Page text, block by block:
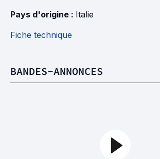
Pays d'origine : Italie
Fiche technique
BANDES-ANNONCES